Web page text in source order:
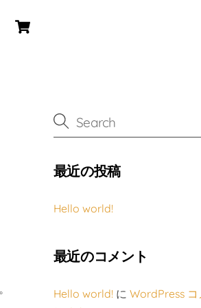
最近の投稿
Hello world!
最近のコメント
Hello world! に WordPress